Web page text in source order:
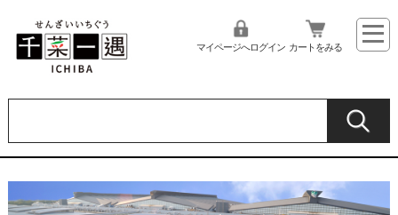
マイページへログイン カートをみる